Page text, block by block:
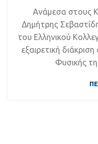
Ανάμεσα στους
Δημήτρης
του Ελληνικού
εξαιρετική
Φυσικής